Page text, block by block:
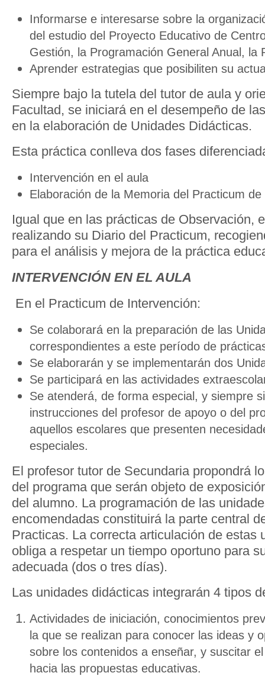
Informarse e interesarse sobre la
del estudio del Proyecto Educativo de
Gestión, la Programación General Anual, la
Aprender estrategias que posibiliten su
Siempre bajo la tutela del tutor de aula y
Facultad, se iniciará en el desempeño de
en la elaboración de Unidades Didácticas.
Esta práctica conlleva dos fases
Intervención en el aula
Elaboración de la Memoria del Practicum
Igual que en las prácticas de Observación,
realizando su Diario del Practicum,
para el análisis y mejora de la práctica
INTERVENCIÓN EN EL AULA
En el Practicum de Intervención:
Se colaborará en la preparación de las
correspondientes a este período de
Se elaborarán y se implementarán dos
Se participará en las actividades
Se atenderá, de forma especial, y siempre
instrucciones del profesor de apoyo o del
aquellos escolares que presenten
especiales.
El profesor tutor de Secundaria propondrá
del programa que serán objeto de
del alumno. La programación de las
encomendadas constituirá la parte central
Practicas. La correcta articulación de estas
obliga a respetar un tiempo oportuno para
adecuada (dos o tres días).
Las unidades didácticas integrarán 4 tipos
Actividades de iniciación, conocimientos
la que se realizan para conocer las ideas y
sobre los contenidos a enseñar, y suscitar
hacia las propuestas educativas.